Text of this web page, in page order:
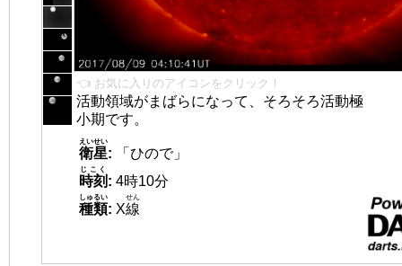
👈 お気に入りのアイコンをクリック！
活動領域がまばらになって、そろそろ活動極
小期です。
衛星
えいせい
:
「ひので」
時刻
じこく
: 4時10分
種類
しゅるい
: X線
せん